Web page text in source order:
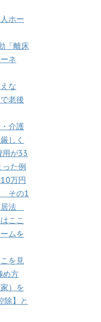
ホー
「離床
ネ
な
老後
介護
しく
用が33
た例
万円
その1
居法
ここ
ムを
を見
め方
）を
除】と